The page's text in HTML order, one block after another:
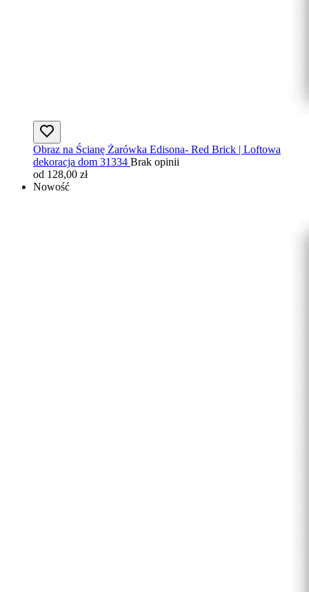
Obraz na Ścianę Żarówka Edisona- Red Brick | Loftowa
dekoracja dom 31334 Brak opinii
od 128,00 zł
Nowość